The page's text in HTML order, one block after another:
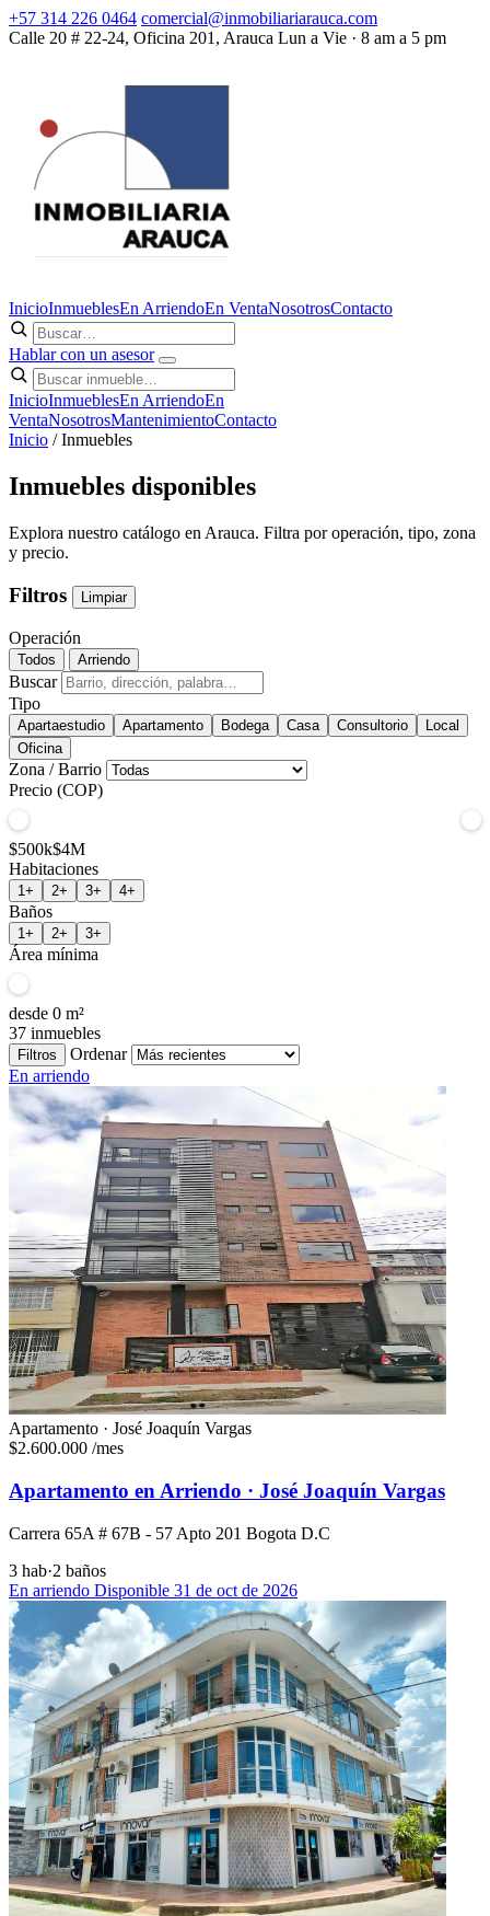
+57 314 226 0464 comercial@inmobiliariarauca.com
Calle 20 # 22-24, Oficina 201, Arauca Lun a Vie · 8 am a 5 pm
InicioInmueblesEn ArriendoEn VentaNosotrosContacto
Hablar con un asesor
InicioInmueblesEn ArriendoEn
VentaNosotrosMantenimientoContacto
Inicio / Inmuebles
Inmuebles disponibles
Explora nuestro catálogo en Arauca. Filtra por operación, tipo, zona
y precio.
Filtros Limpiar
Operación
Todos Arriendo
Buscar
Tipo
Apartaestudio Apartamento Bodega Casa Consultorio
Local
Oficina
Zona / Barrio
Precio (COP)
$500k$4M
Habitaciones
1+ 2+ 3+ 4+
Baños
1+ 2+ 3+
Área mínima
desde 0 m²
37 inmuebles
Filtros
Ordenar
En arriendo
Apartamento · José Joaquín Vargas
$2.600.000 /mes
Apartamento en Arriendo · José Joaquín Vargas
Carrera 65A # 67B - 57 Apto 201 Bogota D.C
3 hab·2 baños
En arriendo Disponible 31 de oct de 2026